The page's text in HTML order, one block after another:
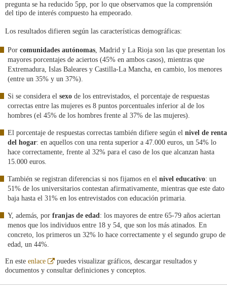
pregunta se ha reducido 5pp, por lo que observamos que la comprensión
del tipo de interés compuesto ha empeorado.
Los resultados difieren según las características demográficas:
Por comunidades autónomas, Madrid y La Rioja son las que presentan los
mayores porcentajes de aciertos (45% en ambos casos), mientras que
Extremadura, Islas Baleares y Castilla-La Mancha, en cambio, los menores
(entre un 35% y un 37%).
Si se considera el sexo de los entrevistados, el porcentaje de respuestas
correctas entre las mujeres es 8 puntos porcentuales inferior al de los
hombres (el 45% de los hombres frente al 37% de las mujeres).
El porcentaje de respuestas correctas también difiere según el nivel de renta
del hogar: en aquellos con una renta superior a 47.000 euros, un 54% lo
hace correctamente, frente al 32% para el caso de los que alcanzan hasta
15.000 euros.
También se registran diferencias si nos fijamos en el nivel educativo: un
51% de los universitarios contestan afirmativamente, mientras que este dato
baja hasta el 31% en los entrevistados con educación primaria.
Y, además, por franjas de edad: los mayores de entre 65-79 años aciertan
menos que los individuos entre 18 y 54, que son los más atinados. En
concreto, los primeros un 32% lo hace correctamente y el segundo grupo de
edad, un 44%.
En este enlace
Abre
en
ventana
puedes visualizar gráficos, descargar resultados y
documentos y consultar definiciones y conceptos.